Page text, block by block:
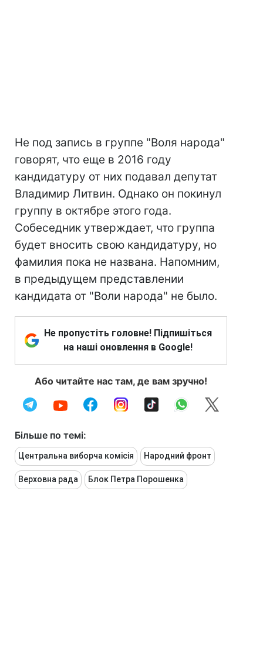
Не под запись в группе "Воля народа"
говорят, что еще в 2016 году
кандидатуру от них подавал депутат
Владимир Литвин. Однако он покинул
группу в октябре этого года.
Собеседник утверждает, что группа
будет вносить свою кандидатуру, но
фамилия пока не названа. Напомним,
в предыдущем представлении
кандидата от "Воли народа" не было.
Не пропустіть головне! Підпишіться
на наші оновлення в Google!
Або читайте нас там, де вам зручно!
Більше по темі:
Центральна виборча комісія Народний фронт
Верховна рада Блок Петра Порошенка